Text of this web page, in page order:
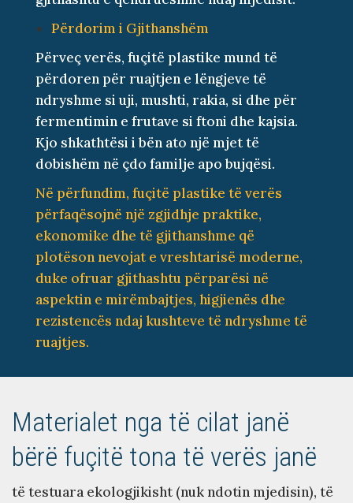
Përdorim i Gjithanshëm
Përveç verës, fuçitë plastike mund të
përdoren për ruajtjen e lëngjeve të
ndryshme si uji, mushti, rakia, si dhe për
fermentimin e frutave si ftoni dhe kajsia.
Kjo shkathtësi i bën ato një mjet të
dobishëm në çdo familje apo bujqësi.
Në përfundim, fuçitë plastike të verës
përfaqësojnë një zgjidhje praktike,
ekonomike dhe të gjithanshme që
plotëson nevojat e vreshtarisë moderne,
duke ofruar gjithashtu përparësi në
aspektin e mirëmbajtjes, higjienës dhe
rezistencës ndaj kushteve të ndryshme të
ruajtjes.
Materialet nga të cilat janë
bërë fuçitë tona të verës janë
të testuara ekologjikisht (nuk ndotin mjedisin), të